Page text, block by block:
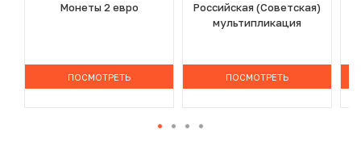
Монеты 2 евро
ПОСМОТРЕТЬ
Российская (Советская)
мультипликация
ПОСМОТРЕТЬ